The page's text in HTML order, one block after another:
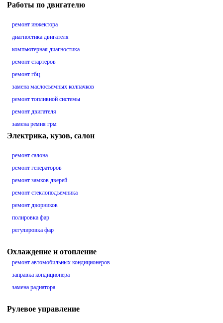
Работы по двигателю
ремонт инжектора
диагностика двигателя
компьютерная диагностика
ремонт стартеров
ремонт гбц
замена маслосъемных колпачков
ремонт топливной системы
ремонт двигателя
замена ремня грм
Электрика, кузов, салон
ремонт салона
ремонт генераторов
ремонт замков дверей
ремонт стеклоподъемника
ремонт дворников
полировка фар
регулировка фар
Охлаждение и отопление
ремонт автомобильных кондиционеров
заправка кондиционера
замена радиатора
Рулевое управление